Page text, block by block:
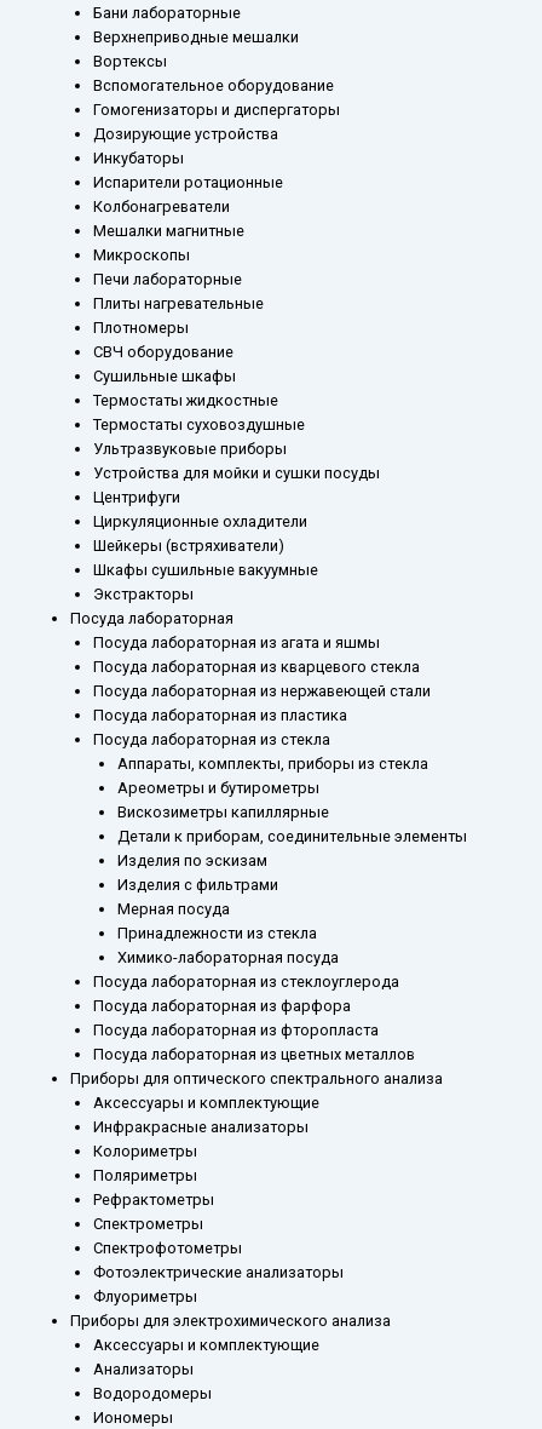
Бани лабораторные
Верхнеприводные мешалки
Вортексы
Вспомогательное оборудование
Гомогенизаторы и диспергаторы
Дозирующие устройства
Инкубаторы
Испарители ротационные
Колбонагреватели
Мешалки магнитные
Микроскопы
Печи лабораторные
Плиты нагревательные
Плотномеры
СВЧ оборудование
Сушильные шкафы
Термостаты жидкостные
Термостаты суховоздушные
Ультразвуковые приборы
Устройства для мойки и сушки посуды
Центрифуги
Циркуляционные охладители
Шейкеры (встряхиватели)
Шкафы сушильные вакуумные
Экстракторы
Посуда лабораторная
Посуда лабораторная из агата и яшмы
Посуда лабораторная из кварцевого стекла
Посуда лабораторная из нержавеющей стали
Посуда лабораторная из пластика
Посуда лабораторная из стекла
Аппараты, комплекты, приборы из стекла
Ареометры и бутирометры
Вискозиметры капиллярные
Детали к приборам, соединительные элементы
Изделия по эскизам
Изделия с фильтрами
Мерная посуда
Принадлежности из стекла
Химико-лабораторная посуда
Посуда лабораторная из стеклоуглерода
Посуда лабораторная из фарфора
Посуда лабораторная из фторопласта
Посуда лабораторная из цветных металлов
Приборы для оптического спектрального анализа
Аксессуары и комплектующие
Инфракрасные анализаторы
Колориметры
Поляриметры
Рефрактометры
Спектрометры
Спектрофотометры
Фотоэлектрические анализаторы
Флуориметры
Приборы для электрохимического анализа
Аксессуары и комплектующие
Анализаторы
Водородомеры
Иономеры